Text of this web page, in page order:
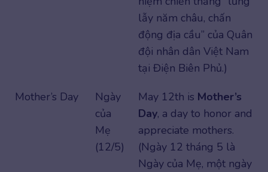
lẫy năm châu, chấn
động địa cầu” của Quân
đội nhân dân Việt Nam
tại Điện Biên Phủ.)
Mother’s Day
Ngày
của
Mẹ
(12/5)
May 12th is Mother’s
Day, a day to honor and
appreciate mothers.
(Ngày 12 tháng 5 là
Ngày của Mẹ, một ngày